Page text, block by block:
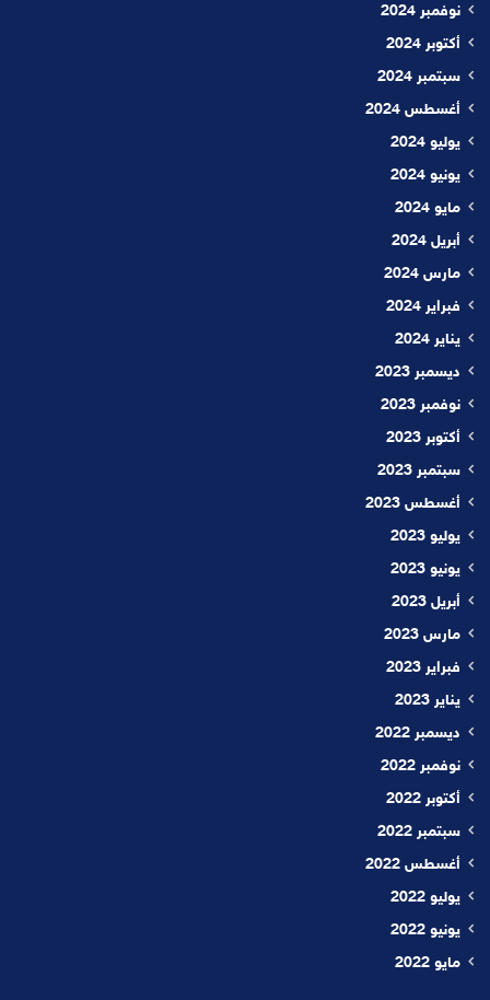
نوفمبر 2024
أكتوبر 2024
سبتمبر 2024
أغسطس 2024
يوليو 2024
يونيو 2024
مايو 2024
أبريل 2024
مارس 2024
فبراير 2024
يناير 2024
ديسمبر 2023
نوفمبر 2023
أكتوبر 2023
سبتمبر 2023
أغسطس 2023
يوليو 2023
يونيو 2023
أبريل 2023
مارس 2023
فبراير 2023
يناير 2023
ديسمبر 2022
نوفمبر 2022
أكتوبر 2022
سبتمبر 2022
أغسطس 2022
يوليو 2022
يونيو 2022
مايو 2022